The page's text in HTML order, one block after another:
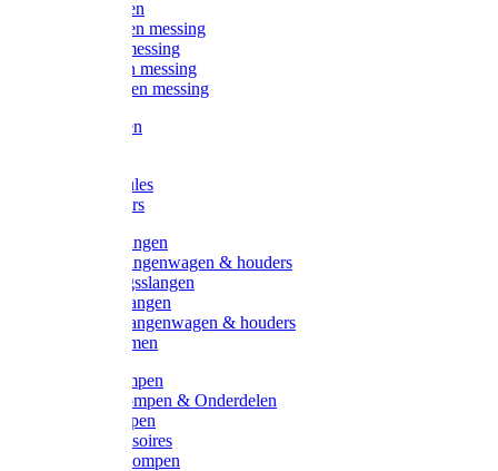
Kogelkranen
Koppelingen messing
Sproeiers messing
Tuinspuiten messing
Slangstukken messing
Handspuiten
Kunststoftules
Regenmeters
Overige slangen
Overige slangenwagen & houders
Beregeningsslangen
Gardena slangen
Gardena slangenwagen & houders
Slangklemmen
Leader pompen
Zwengelpompen & Onderdelen
Ebara pompen
Pompaccessoires
Excellent pompen